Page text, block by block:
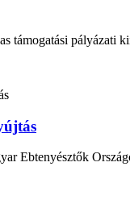
támogatási pályázati
Ebtenyésztők